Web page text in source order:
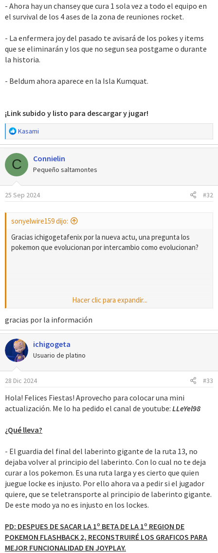
- Ahora hay un chansey que cura 1 sola vez a todo el equipo en
el survival de los 4 ases de la zona de reuniones rocket.
- La enfermera joy del pasado te avisará de los pokes y items
que se eliminarán y los que no segun sea postgame o durante
la historia.
- Beldum ahora aparece en la Isla Kumquat.
¡Link subido y listo para descargar y jugar!
R
e
a
c
c
i
o
n
:
Kasami
C Connielin
Pequeño saltamontes
25 Sep 2024 #32
sonyelwire159 dijo:
Gracias ichigogetafenix por la nueva actu, una pregunta los
pokemon que evolucionan por intercambio como evolucionan?
La noticia de que Cristiano Ronaldo podría abandonar el Real
Madrid ha generado muchas conversaciones interesantes. Sin
duda, su impacto en el equipo ha sido inmenso, y verlo partir
sería un cambio significativo para los fanáticos. Aunque es triste
pensar en su salida, también abre la puerta a nuevas
oportunidades, tanto para el club como para él. Si buscas
información confiable sobre deportes y apuestas mientras
al tanto de todo. Sería interesante ver cómo se desarrolla esta
historia en el mundo del fútbol.
Hacer clic para expandir...
gracias por la información
ichigogeta
Usuario de platino
28 Dic 2024 #33
Hola! Felices Fiestas! Aprovecho para colocar una mini
actualización. Me lo ha pedido el canal de youtube: LLeYel98
¿Qué lleva?
- El guardia del final del laberinto gigante de la ruta 13, no
dejaba volver al principio del laberinto. Con lo cual no te deja
curar a los pokemon. Es una ruta larga y es cierto que quien
juegue locke es injusto. Por ello ahora va a pedir si el jugador
quiere, que se teletransporte al principio de laberinto gigante.
De este modo ya no es injusto en los lockes.
PD: DESPUES DE SACAR LA 1º BETA DE LA 1º REGION DE
POKEMON FLASHBACK 2, RECONSTRUIRÉ LOS GRAFICOS PARA
MEJOR FUNCIONALIDAD EN JOYPLAY.